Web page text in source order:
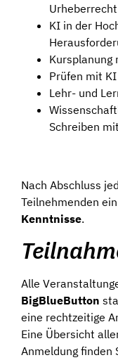
KI in der
Kursplanung
Prüfen mit KI
Lehr- und
Schreiben
Nach Abschluss
Teilnehmenden ein
Kenntnisse.
Alle
BigBlueButton
eine rechtzeitige
Eine Übersicht
Anmeldung finden